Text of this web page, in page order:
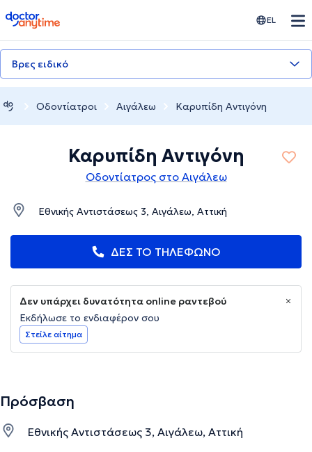
doctoranytime EL
Βρες ειδικό
Οδοντίατροι Αιγάλεω Καρυπίδη Αντιγόνη
Καρυπίδη Αντιγόνη
Οδοντίατρος στο Αιγάλεω
Εθνικής Αντιστάσεως 3, Αιγάλεω, Αττική
ΔΕΣ ΤΟ ΤΗΛΕΦΩΝΟ
Δεν υπάρχει δυνατότητα online ραντεβού
Εκδήλωσε το ενδιαφέρον σου
Στείλε αίτημα
Πρόσβαση
Εθνικής Αντιστάσεως 3, Αιγάλεω, Αττική